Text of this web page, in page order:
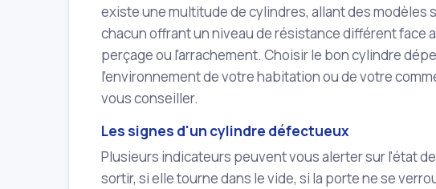
existe une multitude de cylindres, allant des modèles
chacun offrant un niveau de résistance différent face
perçage ou l'arrachement. Choisir le bon cylindre
l'environnement de votre habitation ou de votre
vous conseiller.
Les signes d'un cylindre défectueux
Plusieurs indicateurs peuvent vous alerter sur l'état
sortir, si elle tourne dans le vide, si la porte ne se